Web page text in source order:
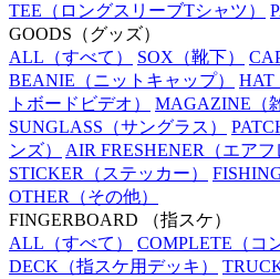
TEE （ロングスリーブTシャツ）
GOODS （グッズ）
ALL （すべて） SOX （靴下）
BEANIE （ニットキャップ） HAT
トボードビデオ）
MAGAZINE （
SUNGLASS （サングラス）
ンズ）
AIR FRESHENER （エア
STICKER （ステッカー）
OTHER （その他）
FINGERBOARD
（指スケ）
ALL （すべて） COMPLETE （コ
DECK （指スケ用デッキ）